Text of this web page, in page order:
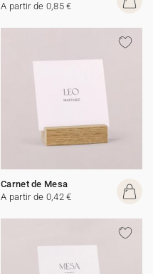
A partir de 0,85 €
Carnet de Mesa
A partir de 0,42 €